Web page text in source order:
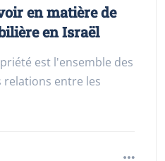
en matière de
en Israël
est l'ensemble des
relations entre les